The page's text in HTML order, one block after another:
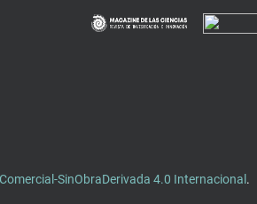
SinObraDerivada 4.0 Internacional .